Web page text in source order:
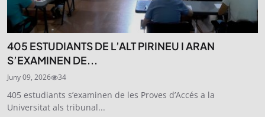
405 ESTUDIANTS DE L’ALT PIRINEU I ARAN
S’EXAMINEN DE...
Juny 09, 2026 34
405 estudiants s’examinen de les Proves d’Accés a la
Universitat als tribunal...